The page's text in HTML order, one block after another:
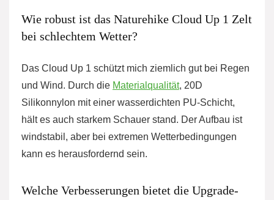
Wie robust ist das Naturehike Cloud Up 1 Zelt
bei schlechtem Wetter?
Das Cloud Up 1 schützt mich ziemlich gut bei Regen
und Wind. Durch die Materialqualität, 20D
Silikonnylon mit einer wasserdichten PU-Schicht,
hält es auch starkem Schauer stand. Der Aufbau ist
windstabil, aber bei extremen Wetterbedingungen
kann es herausfordernd sein.
Welche Verbesserungen bietet die Upgrade-